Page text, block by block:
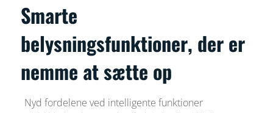
Smarte
belysningsfunktioner, der er
nemme at sætte op
Nyd fordelene ved intelligente funktioner